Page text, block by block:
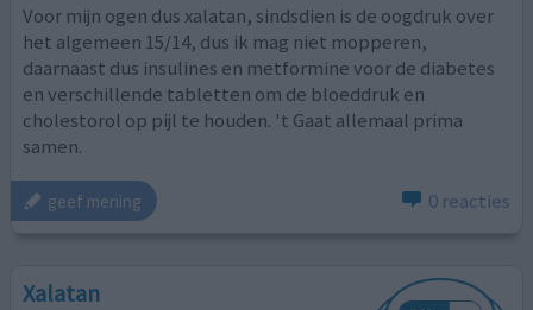
Voor mijn ogen dus xalatan, sindsdien is de oogdruk over
het algemeen 15/14, dus ik mag niet mopperen,
daarnaast dus insulines en metformine voor de diabetes
en verschillende tabletten om de bloeddruk en
cholestorol op pijl te houden. 't Gaat allemaal prima
samen.
geef mening 0 reacties
Xalatan